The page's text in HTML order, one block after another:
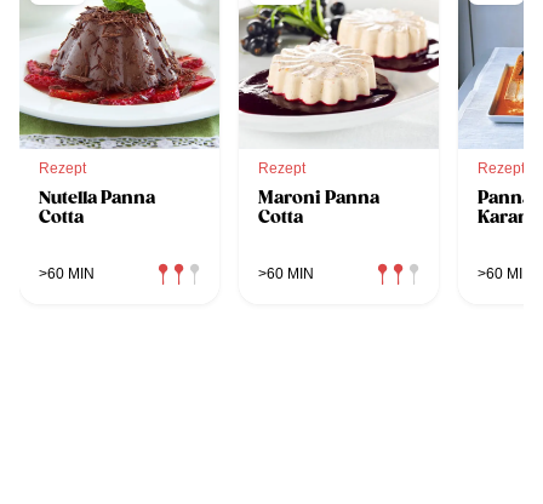
Rezept
Nutella Panna
Cotta
>60 MIN
Rezept
Maroni Panna
Cotta
>60 MIN
Rezept
Panna
>60 MIN